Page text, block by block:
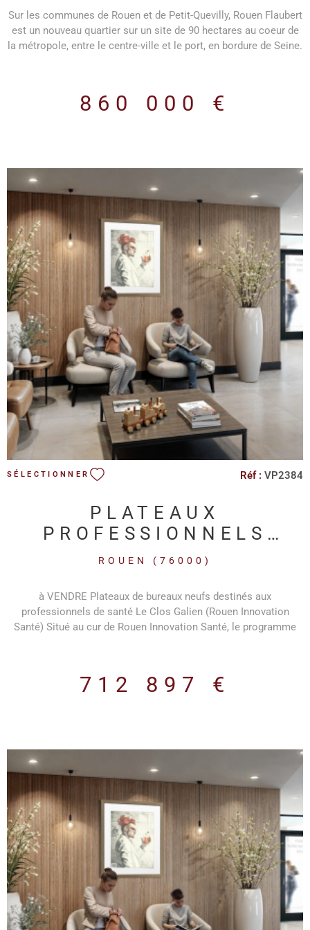
Sur les communes de Rouen et de Petit-Quevilly, Rouen Flaubert
est un nouveau quartier sur un site de 90 hectares au coeur de
la métropole, entre le centre-ville et le port, en bordure de Seine.
cœur de l’agglomération. Rouen Flaubert compte parmi les plus
élevé en R+7 dispose d'une surface de bureaux de 292 m2 et
de sa terrasse extérieure privative de 92 m2 situés au 7ème et
dernier étage avec vue sur canal disponible à l'acquisition ou à
la location. La qualité architecturale et le soin apporté aux
infrastructures offrent aux utilisateurs un cadre de travail haut
de gamme. Parking : 3 places attribuée au lot Livraison : brute
de béton, fluides en attentes Plan sur demande Frais de notaire
réduits : 2,5% Prestations programme : Biosourcé niveau 1 (18
kg / m2 de SDP) Chauffage urbain collectif avec compteur
décomptant Objectif : E3C1 Effinergie 2017 Parking sécurisé
Gardien Espaces extérieurs Pour plus de renseignements :
c.dehondt@hmimmo-pro.com 02.35.22.00.22 www.hmimmo-
pro.com
860 000 €
VOIR LE BIEN
SÉLECTIONNER Réf : VP2384
PLATEAUX
PROFESSIONNELS
NEUFS DESTINES AUX
SANTÉ...
ROUEN (76000)
à VENDRE Plateaux de bureaux neufs destinés aux
professionnels de santé Le Clos Galien (Rouen Innovation
Santé) Situé au cur de Rouen Innovation Santé, le programme
lien avec le domaine de la santé Le programme Immeuble neuf
par pompe à chaleur réversible, éclairage LED, fibre optique,
vidéophonie). Plateaux livrés aménagés et prêts à cloisonner
selon vos besoins Revêtements de sol en PVC pour les lots
privatifs Plinthes électriques périphériques intégrées Éclairages
LED encastré Précâblage fibre optique et arrivée téléphonique
par colonne montante. Sanitaires équipés (WC suspendus,
vasque avec miroir et applique lumineuse). Parties communes
soignées : hall daccueil décoré, ascenseur aux normes PMR 8
personnes, local vélos, espaces verts paysagers. Parkings en
sous-sol et en extérieur sécurisés avec accès par portail
automatique. Espaces verts paysagés Certains lots bénéficient
de terrasses privatives. Les lots disponiblesDes surfaces
712 897 €
VOIR LE BIEN